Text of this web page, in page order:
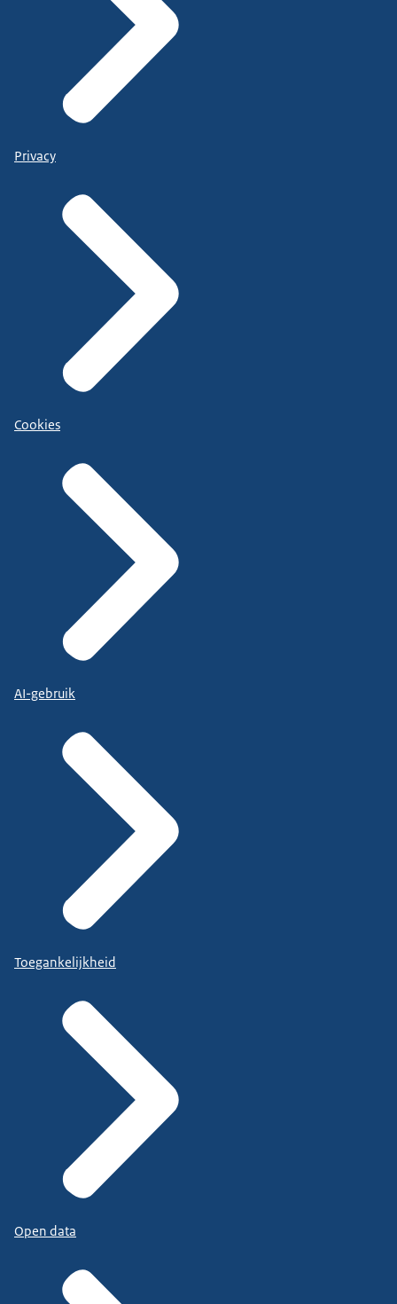
Privacy
Cookies
AI-gebruik
Toegankelijkheid
Open data